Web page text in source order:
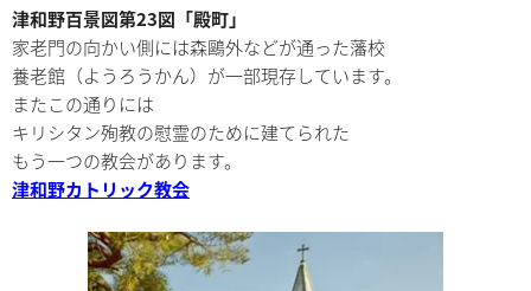
津和野百景図第23図「殿町」
家老門の向かい側には森鷗外などが通った藩校
養老館（ようろうかん）が一部現存しています。
またこの通りには
キリシタン殉教の慰霊のために建てられた
もう一つの教会があります。
津和野カトリック教会